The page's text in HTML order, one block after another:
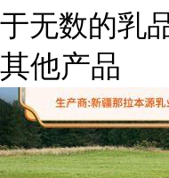
于无数的乳
关领域的创
驼奶市场供
据国际粮农
其他产品